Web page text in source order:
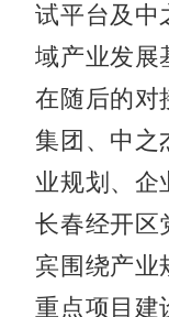
试平台及中
域产业发展
在随后的对
集团、中之
业规划、企
长春经开区
宾围绕产业
重点项目建